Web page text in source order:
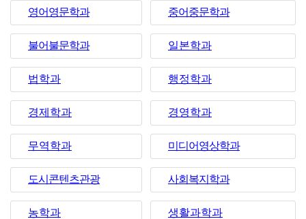
영어영문학과 중어중문학과
불어불문학과 일본학과
법학과 행정학과
경제학과 경영학과
무역학과 미디어영상학과
도시콘텐츠관광 사회복지학과
농학과 생활과학과